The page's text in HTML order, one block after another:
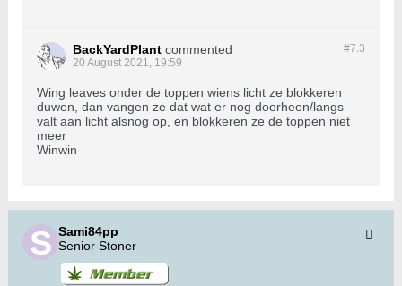
#7.3
BackYardPlant commented
20 August 2021, 19:59
Wing leaves onder de toppen wiens licht ze blokkeren
duwen, dan vangen ze dat wat er nog doorheen/langs
valt aan licht alsnog op, en blokkeren ze de toppen niet
meer
Winwin
Sami84pp
Senior Stoner